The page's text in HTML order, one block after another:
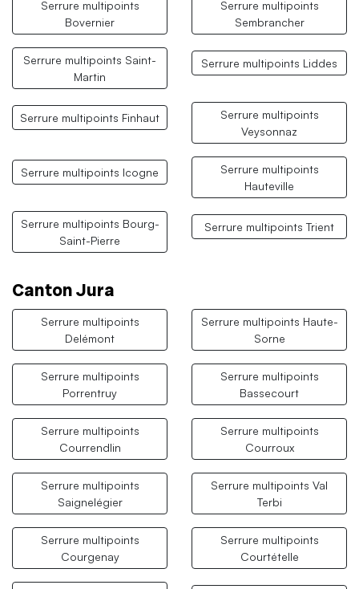
Serrure multipoints
Bovernier
Serrure multipoints
Sembrancher
Serrure multipoints Saint-
Martin
Serrure multipoints Liddes
Serrure multipoints Finhaut
Serrure multipoints
Veysonnaz
Serrure multipoints Icogne
Serrure multipoints
Hauteville
Serrure multipoints Bourg-
Saint-Pierre
Serrure multipoints Trient
Canton Jura
Serrure multipoints
Delémont
Serrure multipoints Haute-
Sorne
Serrure multipoints
Porrentruy
Serrure multipoints
Bassecourt
Serrure multipoints
Courrendlin
Serrure multipoints
Courroux
Serrure multipoints
Saignelégier
Serrure multipoints Val
Terbi
Serrure multipoints
Courgenay
Serrure multipoints
Courtételle